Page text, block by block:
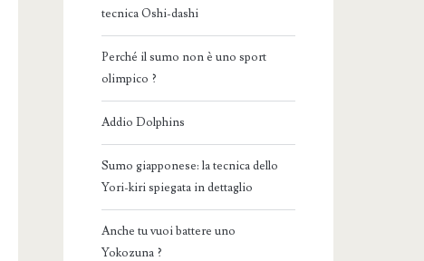
tecnica Oshi-dashi
Perché il sumo non è uno sport
olimpico ?
Addio Dolphins
Sumo giapponese: la tecnica dello
Yori-kiri spiegata in dettaglio
Anche tu vuoi battere uno
Yokozuna ?